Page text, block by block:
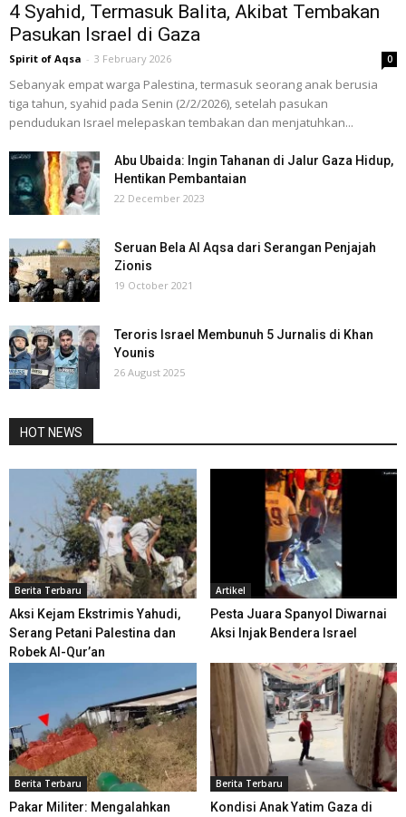
4 Syahid, Termasuk Balita, Akibat Tembakan
Pasukan Israel di Gaza
Spirit of Aqsa - 3 February 2026 0
Sebanyak empat warga Palestina, termasuk seorang anak berusia
tiga tahun, syahid pada Senin (2/2/2026), setelah pasukan
pendudukan Israel melepaskan tembakan dan menjatuhkan...
Abu Ubaida: Ingin Tahanan di Jalur Gaza Hidup,
Hentikan Pembantaian
22 December 2023
Seruan Bela Al Aqsa dari Serangan Penjajah
Zionis
19 October 2021
Teroris Israel Membunuh 5 Jurnalis di Khan
Younis
26 August 2025
HOT NEWS
Berita Terbaru
Aksi Kejam Ekstrimis Yahudi,
Serang Petani Palestina dan
Robek Al-Qur’an
Artikel
Pesta Juara Spanyol Diwarnai
Aksi Injak Bendera Israel
Berita Terbaru
Pakar Militer: Mengalahkan
Berita Terbaru
Kondisi Anak Yatim Gaza di